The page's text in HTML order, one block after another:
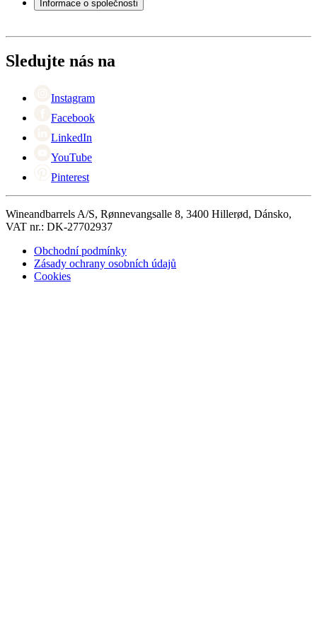
Platba
Vrácení
Informace o společnosti
Black Friday
Singles Day
Sledujte nás na
Instagram
Facebook
LinkedIn
YouTube
Pinterest
Wineandbarrels A/S, Rønnevangsalle 8, 3400 Hillerød, Dánsko,
VAT nr.: DK-27702937
Obchodní podmínky
Zásady ochrany osobních údajů
Cookies